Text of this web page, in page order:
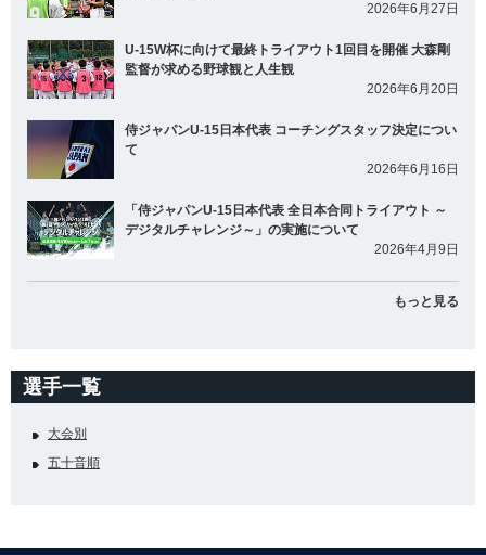
2026年6月27日
U-15W杯に向けて最終トライアウト1回目を開催 大森剛
監督が求める野球観と人生観
2026年6月20日
侍ジャパンU-15日本代表 コーチングスタッフ決定につい
て
2026年6月16日
「侍ジャパンU-15日本代表 全日本合同トライアウト ～
デジタルチャレンジ～」の実施について
2026年4月9日
もっと見る
選手一覧
大会別
五十音順